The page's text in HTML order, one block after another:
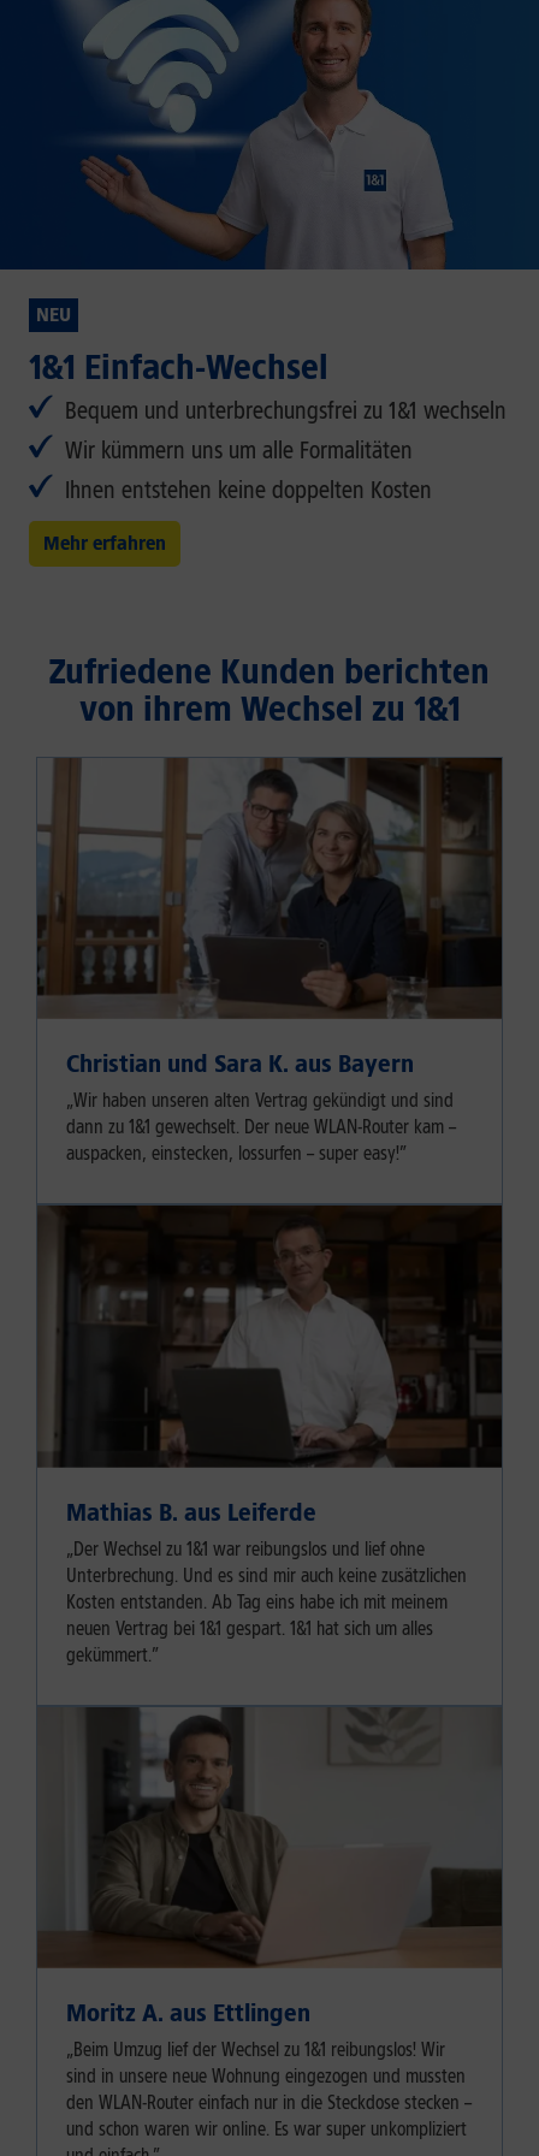
NEU
1&1 Einfach-Wechsel
Bequem und unterbrechungsfrei zu 1&1 wechseln
Wir kümmern uns um alle Formalitäten
Ihnen entstehen keine doppelten Kosten
Mehr erfahren
Zufriedene Kunden berichten
von ihrem Wechsel zu 1&1
Christian und Sara K. aus Bayern
„Wir haben unseren alten Vertrag gekündigt und sind
dann zu 1&1 gewechselt. Der neue WLAN-Router kam –
auspacken, einstecken, lossurfen – super easy!”
Mathias B. aus Leiferde
„Der Wechsel zu 1&1 war reibungslos und lief ohne
Unterbrechung. Und es sind mir auch keine zusätzlichen
Kosten entstanden. Ab Tag eins habe ich mit meinem
neuen Vertrag bei 1&1 gespart. 1&1 hat sich um alles
gekümmert.”
Moritz A. aus Ettlingen
„Beim Umzug lief der Wechsel zu 1&1 reibungslos! Wir
sind in unsere neue Wohnung eingezogen und mussten
den WLAN-Router einfach nur in die Steckdose stecken –
und schon waren wir online. Es war super unkompliziert